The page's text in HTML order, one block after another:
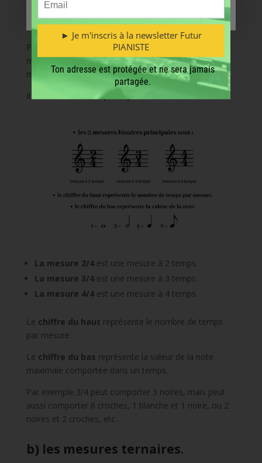
divisible par deux.
Par conséquent, dans chaque mesure on pourra
mettre 1 noire ou 2 croches ou 4 doubles-croches
maximum.
Il existe
3 mesures principales
La mesure 2/4est une mesure à 2 temps.
La mesure 3/4est une mesure à 3 temps.
La mesure 4/4est une mesure à 4 temps.
Le chiffre du haut représente le nombre de temps
par mesure.
Le chiffre du bas représente la valeur de la note
maximale comportée dans un temps.
Par exemple 3/4 peut comporter 3 noires, mais peut
aussi comporter 6 croches, 1 blanche et 1 noire, ou 2
noires et 2 croches, etc…
b) les mesures ternaires.